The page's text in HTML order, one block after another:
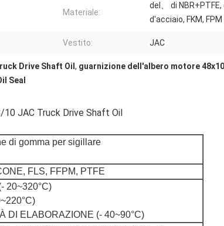
Materiale:
del、 di
d'acciaio, FKM, FPM
Vestito: JAC
Drive Shaft Oil , guarnizione dell'albero motore
Seal
JAC Truck Drive Shaft Oil
di gomma per sigillare
FLS, FFPM, PTFE
20~320°C)
DI ELABORAZIONE (- 40~90°C)